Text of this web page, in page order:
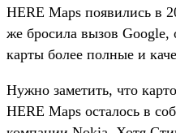
HERE Maps появились в
же бросила вызов Google,
карты более полные и
Нужно заметить, что
HERE Maps осталось в